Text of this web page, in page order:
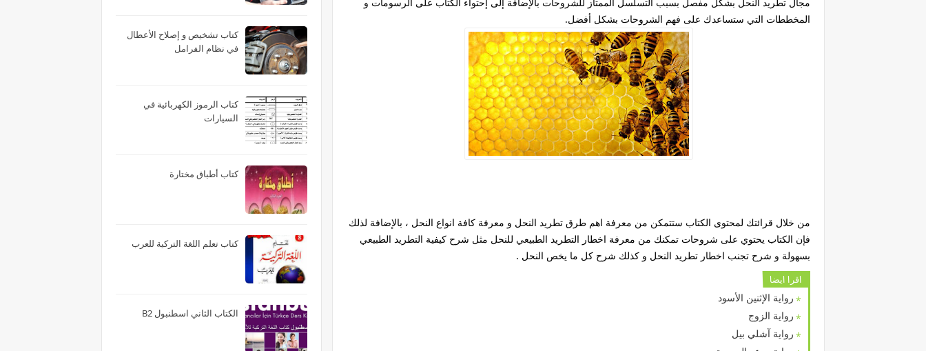
المخططات التي ستساعدك على فهم الشروحات بشكل أفضل.
من خلال قرائتك لمحتوى الكتاب ستتمكن من معرفة اهم طرق تطريد النحل و معرفة كافة انواع النحل ، بالإضافة لذلك
فإن الكتاب يحتوي على شروحات تمكنك من معرفة اخطار التطريد الطبيعي للنحل مثل شرح كيفية التطريد الطبيعي
بسهولة و شرح تجنب اخطار تطريد النحل و كذلك شرح كل ما يخص النحل .
اقرا ايضا
رواية الإثنين الأسود
رواية الزوج
رواية آشلي بيل
كتاب تشخيص و إصلاح الأعطال
في نظام الفرامل
كتاب الرموز الكهربائية في
السيارات
كتاب أطباق مختارة
كتاب تعلم اللغة التركية للعرب
الكتاب الثاني اسطنبول B2